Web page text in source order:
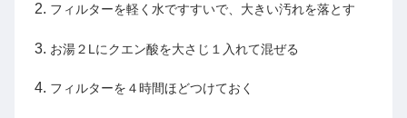
フィルターを軽く水ですすいで、大きい汚れを落とす
お湯２Lにクエン酸を大さじ１入れて混ぜる
フィルターを４時間ほどつけておく